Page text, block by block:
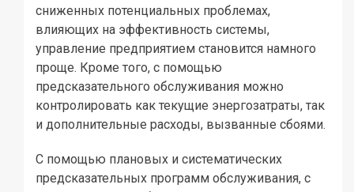
сниженных потенциальных проблемах,
влияющих на эффективность системы,
управление предприятием становится намного
проще. Кроме того, с помощью
предсказательного обслуживания можно
контролировать как текущие энергозатраты, так
и дополнительные расходы, вызванные сбоями.
С помощью плановых и систематических
предсказательных программ обслуживания, с